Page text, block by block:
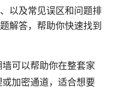
以及常见误区和问题排
解答，帮助你快速找到
可以帮助你在整套家
加密通道，适合想要